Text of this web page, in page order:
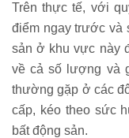
Trên thực tế, với
điểm ngay trước và
sản ở khu vực này
về cả số lượng và
thường gặp ở các
cấp, kéo theo sức
bất động sản.